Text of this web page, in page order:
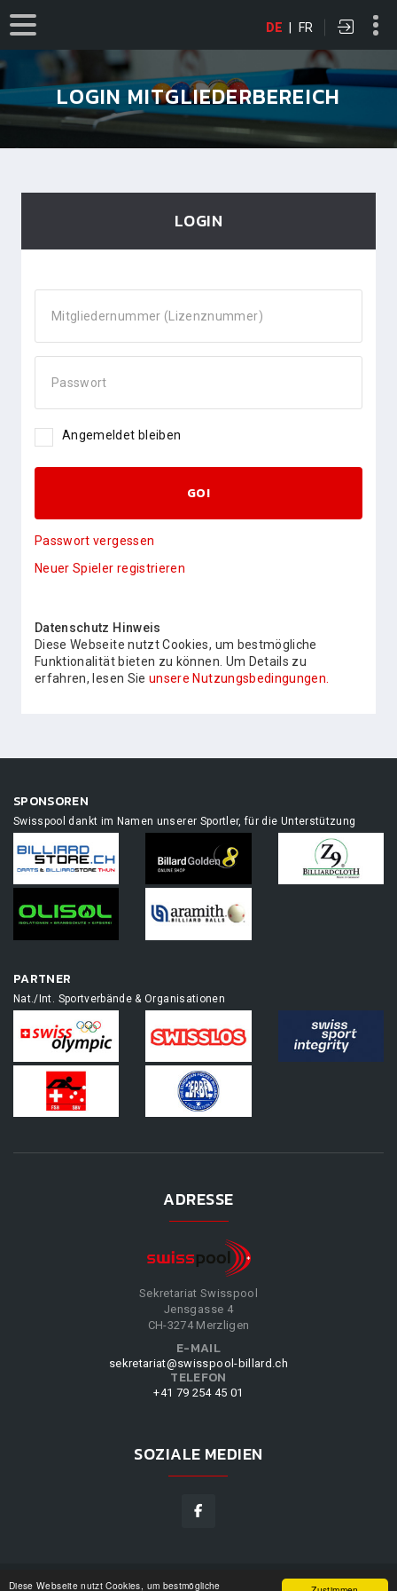
Diese Webseite nutzt Cookies, um bestmögliche
DE | FR
LOGIN MITGLIEDERBEREICH
LOGIN
Mitgliedernummer (Lizenznummer)
Passwort
Angemeldet bleiben
GO!
Passwort vergessen
Neuer Spieler registrieren
Datenschutz Hinweis
Diese Webseite nutzt Cookies, um bestmögliche
Funktionalität bieten zu können. Um Details zu
erfahren, lesen Sie unsere Nutzungsbedingungen.
SPONSOREN
Swisspool dankt im Namen unserer Sportler, für die Unterstützung
PARTNER
Nat./Int. Sportverbände & Organisationen
ADRESSE
Sekretariat Swisspool
Jensgasse 4
CH-3274 Merzligen
E-MAIL
sekretariat@swisspool-billard.ch
TELEFON
+41 79 254 45 01
SOZIALE MEDIEN